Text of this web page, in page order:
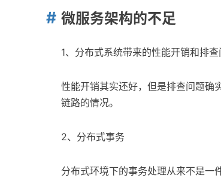
微服务架构的不足
1、分布式系统带来的性能开销和排
性能开销其实还好，但是排查问题确
链路的情况。
2、分布式事务
分布式环境下的事务处理从来不是一